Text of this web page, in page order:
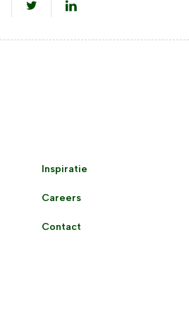
Inspiratie
Careers
Contact